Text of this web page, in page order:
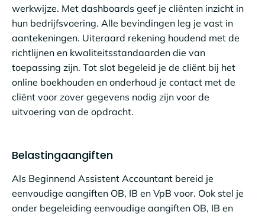
werkwijze. Met dashboards geef je cliënten inzicht in
hun bedrijfsvoering. Alle bevindingen leg je vast in
aantekeningen. Uiteraard rekening houdend met de
richtlijnen en kwaliteitsstandaarden die van
toepassing zijn. Tot slot begeleid je de cliënt bij het
online boekhouden en onderhoud je contact met de
cliënt voor zover gegevens nodig zijn voor de
uitvoering van de opdracht.
Belastingaangiften
Als Beginnend Assistent Accountant bereid je
eenvoudige aangiften OB, IB en VpB voor. Ook stel je
onder begeleiding eenvoudige aangiften OB, IB en